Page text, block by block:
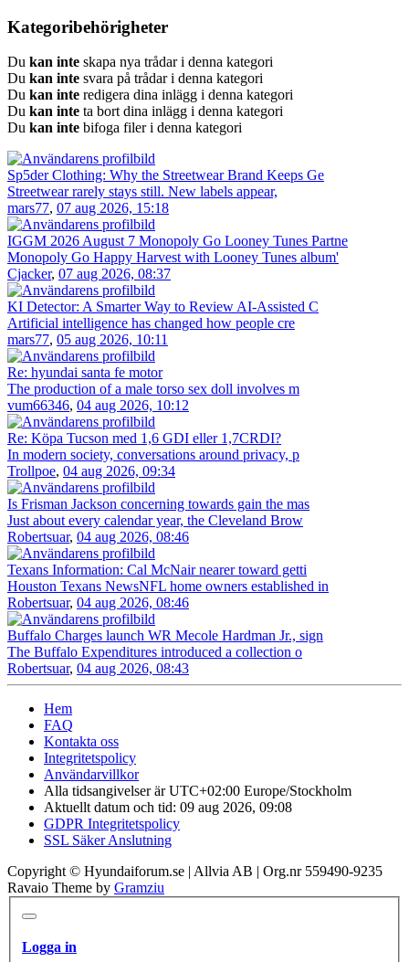
Kategoribehörigheter
Du kan inte skapa nya trådar i denna kategori
Du kan inte svara på trådar i denna kategori
Du kan inte redigera dina inlägg i denna kategori
Du kan inte ta bort dina inlägg i denna kategori
Du kan inte bifoga filer i denna kategori
Sp5der Clothing: Why the Streetwear Brand Keeps Ge
Streetwear rarely stays still. New labels appear,
mars77, 07 aug 2026, 15:18
IGGM 2026 August 7 Monopoly Go Looney Tunes Partne
Monopoly Go Happy Harvest with Looney Tunes album'
Cjacker, 07 aug 2026, 08:37
KI Detector: A Smarter Way to Review AI-Assisted C
Artificial intelligence has changed how people cre
mars77, 05 aug 2026, 10:11
Re: hyundai santa fe motor
The production of a male torso sex doll involves m
vum66346, 04 aug 2026, 10:12
Re: Köpa Tucson med 1,6 GDI eller 1,7CRDI?
In modern society, conversations around privacy, p
Trollpoe, 04 aug 2026, 09:34
Is Frisman Jackson concerning towards gain the mas
Just about every calendar year, the Cleveland Brow
Robertsuar, 04 aug 2026, 08:46
Texans Information: Cal McNair nearer toward getti
Houston Texans NewsNFL home owners established in
Robertsuar, 04 aug 2026, 08:46
Buffalo Charges launch WR Mecole Hardman Jr., sign
The Buffalo Expenditures introduced a collection o
Robertsuar, 04 aug 2026, 08:43
Hem
FAQ
Kontakta oss
Integritetspolicy
Användarvillkor
Alla tidsangivelser är UTC+02:00 Europe/Stockholm
Aktuellt datum och tid: 09 aug 2026, 09:08
GDPR Integritetspolicy
SSL Säker Anslutning
Copyright © Hyundaiforum.se | Allvia AB | Org.nr 559490-9235
Ravaio Theme by Gramziu
Logga in